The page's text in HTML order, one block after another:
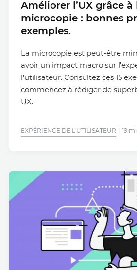
Améliorer l’UX grâce à
microcopie : bonnes
exemples.
La microcopie est peut-être
avoir un impact macro sur
l'utilisateur. Consultez ces 15
commencez à rédiger de
UX.
EXPÉRIENCE DE L'UTILISATEUR 19